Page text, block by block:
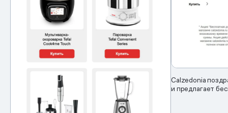
Calzedonia
и предлагает